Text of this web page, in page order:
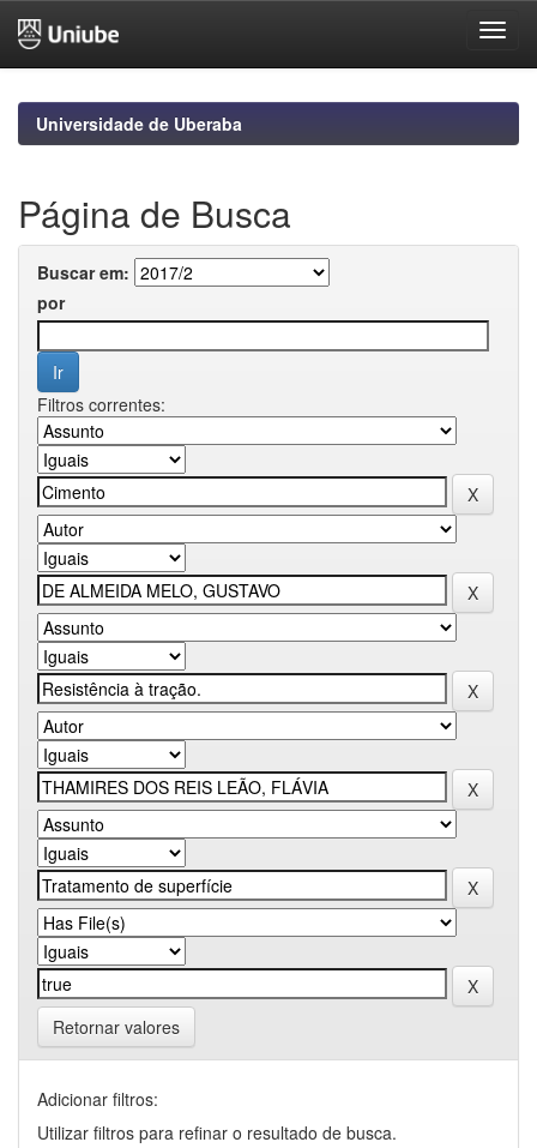
navigationUniversidade de Uberaba
Página de Busca
Buscar em:
por
Filtros correntes:
Retornar valores
Adicionar filtros:
Utilizar filtros para refinar o resultado de busca.